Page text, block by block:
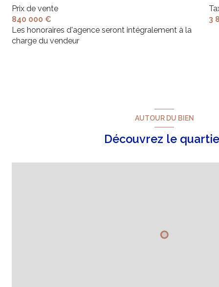
suite
cuisine
WC
chambre
salle de bain
balcon
Prix de vente
840 000 €
Les honoraires d'agence seront intégralement à la
charge du vendeur
3
AUTOUR DU BIEN
Découvrez le